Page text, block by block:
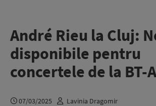
André Rieu la Cluj:
disponibile pentru
concertele de la BT-
07/03/2025 Lavinia Dragomir